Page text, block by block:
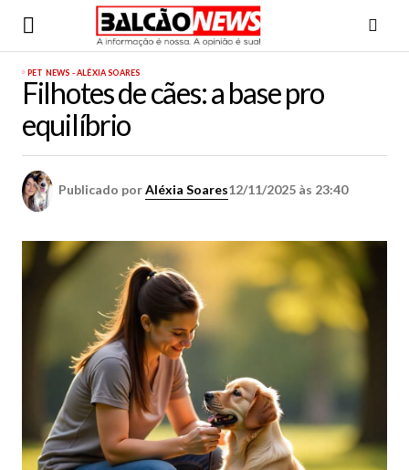
PET NEWS - ALÉXIA SOARES
Filhotes de cães: a base pro
equilíbrio
Publicado porAléxia Soares12/11/2025 às 23:40